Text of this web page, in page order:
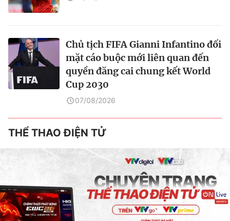
Chủ tịch FIFA Gianni Infantino đối
mặt cáo buộc mới liên quan đến
quyền đăng cai chung kết World
Cup 2030
07/08/2026
THỂ THAO ĐIỆN TỬ